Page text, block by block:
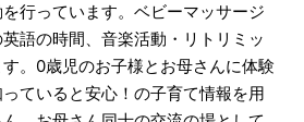
行っています。ベビーマッサージ
語の時間、音楽活動・リトリミッ
。0歳児のお子様とお母さんに体験
ていると安心！の子育て情報を用